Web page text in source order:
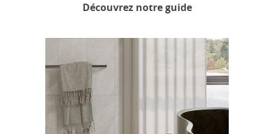
Découvrez notre guide